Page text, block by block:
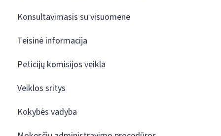
Konsultavimasis su visuomene
Teisinė informacija
Peticijų komisijos veikla
Veiklos sritys
Kokybės vadyba